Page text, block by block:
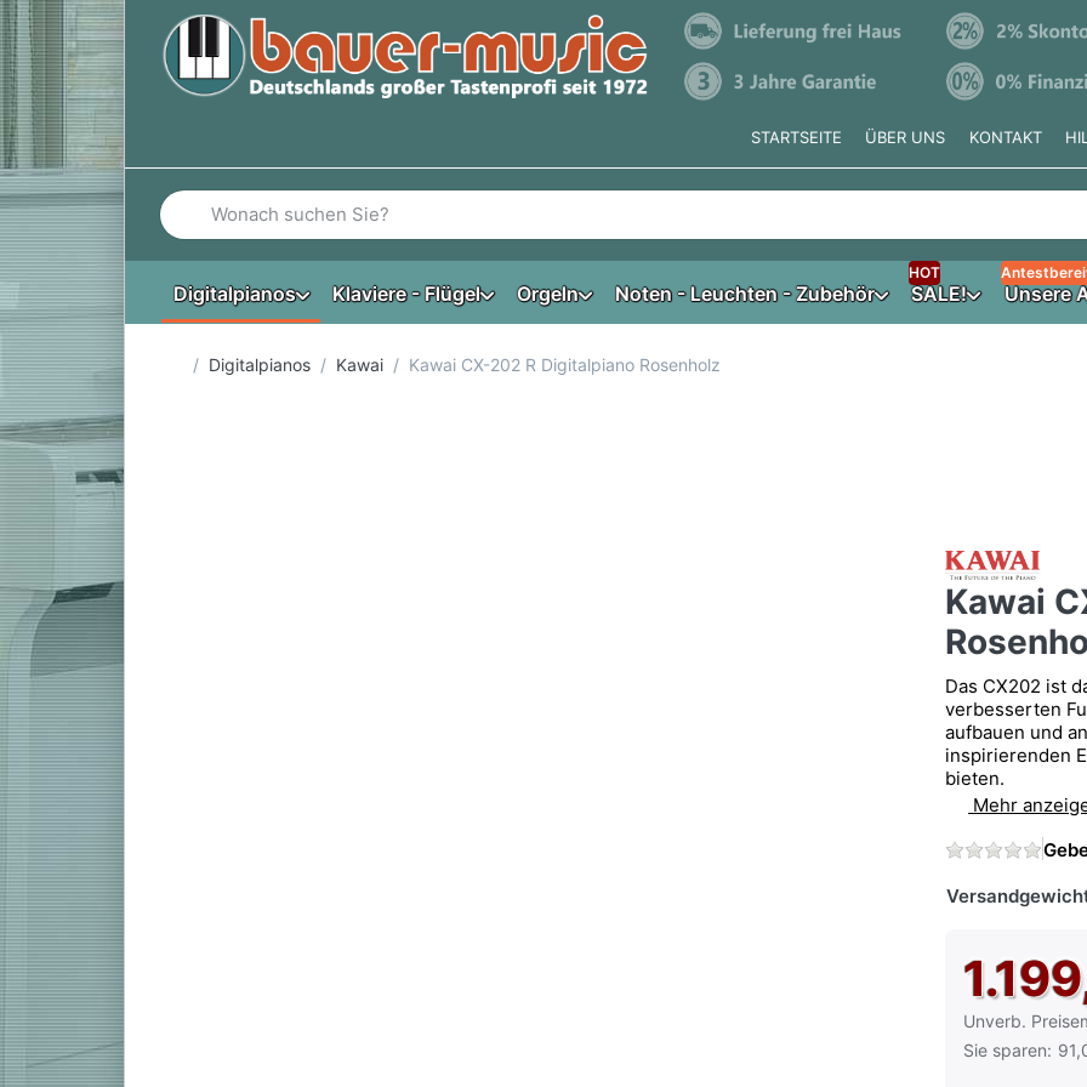
STARTSEITE ÜBER UNS KONTAKT
Geben Sie einen Suchbegriff ein. Während Sie tippen, erscheinen automatisch erste Ergebnisse. Drücken
Digitalpianos Klaviere - Flügel Orgeln Noten - Leuchten - Zubehör SALE!
HOT
Unsere
Startseite
Digitalpianos Kawai Kawai CX-202 R Digitalpiano Rosenholz
Kawai
Das CX202 ist
verbesserten
aufbauen und
inspirierenden
bieten.
Mehr
Unverb.
Die UVP ist
Sie sparen: